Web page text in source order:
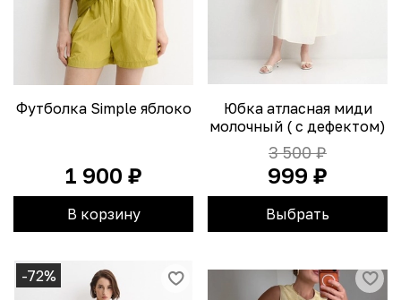
Футболка Simple яблоко
1 900 ₽
В корзину
Юбка атласная миди
молочный ( с дефектом)
3 500 ₽
999 ₽
Выбрать
-72%